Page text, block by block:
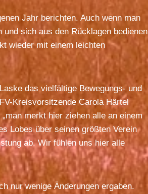
Jahr berichten. Auch wenn man
sich aus den Rücklagen bedienen
wieder mit einem leichten
das vielfältige Bewegungs- und
Kreisvorsitzende Carola Härtel
merkt hier ziehen alle an einem
Lobes über seinen größten Verein
ab. Wir fühlen uns hier alle
nur wenige Änderungen ergaben.